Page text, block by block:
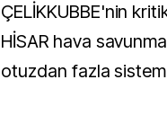
ÇELİKKUBBE'nin
HİSAR hava
otuzdan fazla